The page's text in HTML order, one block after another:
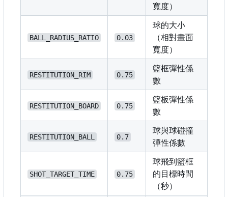
寬度）
BALL_RADIUS_RATIO 0.03
球的大小
（相對畫面
寬度）
RESTITUTION_RIM 0.75
籃框彈性係
數
RESTITUTION_BOARD 0.75
籃板彈性係
數
RESTITUTION_BALL 0.7
球與球碰撞
彈性係數
SHOT_TARGET_TIME 0.75
球飛到籃框
的目標時間
（秒）